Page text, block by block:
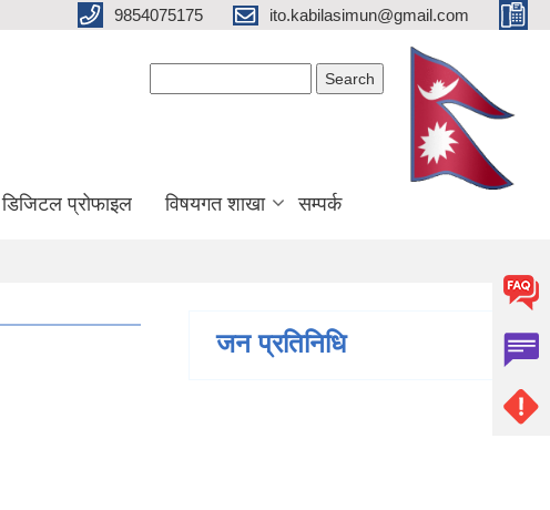
9854075175 ito.kabilasimun@gmail.com
डिजिटल प्रोफाइल विषयगत शाखा सम्पर्क
जन प्रतिनिधि